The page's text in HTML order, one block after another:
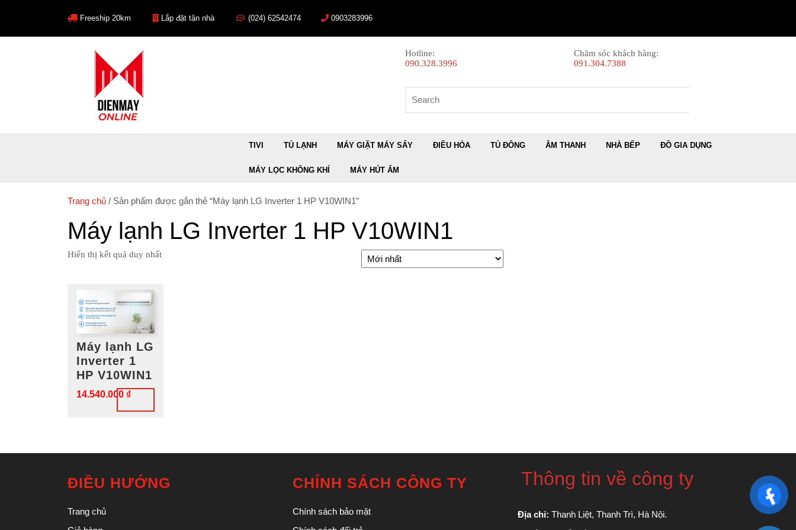
Freeship 20km Lắp đặt tận nhà (024) 62542474 0903283996
Hotline:
090.328.3996
Chăm sóc khách hàng:
091.304.7388
for:
TIVI TỦ LẠNH MÁY GIẶT MÁY SẤY ĐIỀU HÒA TỦ ĐÔNG ÂM THANH NHÀ BẾP ĐỒ GIA DỤNG
MÁY LỌC KHÔNG KHÍ MÁY HÚT ẨM
Trang chủ / Sản phẩm được gắn thẻ “Máy lạnh LG Inverter 1 HP V10WIN1”
Máy lạnh LG Inverter 1 HP V10WIN1
Hiển thị kết quả duy nhất
Máy lạnh LG
Inverter 1
HP V10WIN1
14.540.000 ₫
ĐIỀU HƯỚNG
Trang chủ
CHÍNH SÁCH CÔNG TY
Chính sách bảo mật
Thông tin về công ty
Địa chỉ: Thanh Liệt, Thanh Trì, Hà Nội.